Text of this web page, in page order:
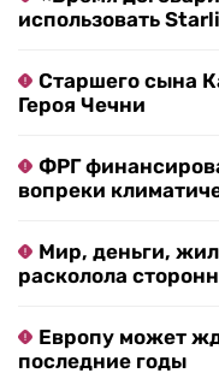
использовать
Старшего сына
Героя Чечни
ФРГ
вопреки
Мир, деньги,
расколола
Европу может
последние годы